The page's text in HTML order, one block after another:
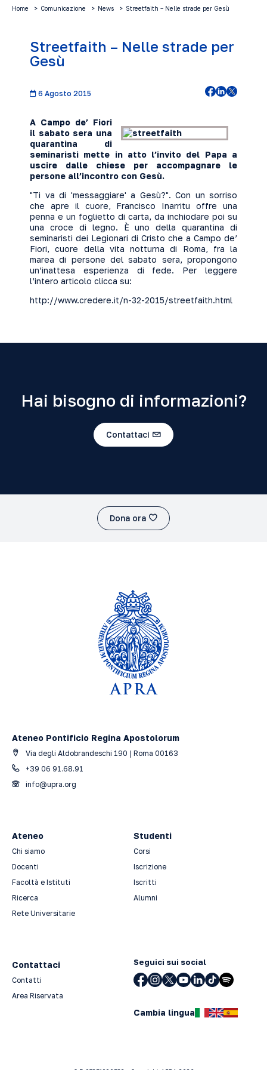
Home Comunicazione News Streetfaith – Nelle strade per Gesù
Streetfaith – Nelle strade per
Gesù
6 Agosto 2015
A Campo de’ Fiori
il sabato sera una
quarantina di
seminaristi mette in atto l’invito del Papa a
uscire dalle chiese per accompagnare le
persone all’incontro con Gesù.
"Ti va di 'messaggiare' a Gesù?". Con un sorriso
che apre il cuore, Francisco Inarritu offre una
penna e un foglietto di carta, da inchiodare poi su
una croce di legno. È uno della quarantina di
seminaristi dei Legionari di Cristo che a Campo de’
Fiori, cuore della vita notturna di Roma, fra la
marea di persone del sabato sera, propongono
un’inattesa esperienza di fede. Per leggere
l’intero articolo clicca su:
http://www.credere.it/n-32-2015/streetfaith.html
Hai bisogno di informazioni?
Contattaci
Dona ora
Ateneo Pontificio Regina Apostolorum
Via degli Aldobrandeschi 190 | Roma 00163
+39 06 91.68.91
info@upra.org
Ateneo
Chi siamo
Docenti
Facoltà e Istituti
Ricerca
Rete Universitarie
Studenti
Corsi
Iscrizione
Iscritti
Alumni
Contattaci
Contatti
Area Riservata
Seguici sui social
Cambia lingua